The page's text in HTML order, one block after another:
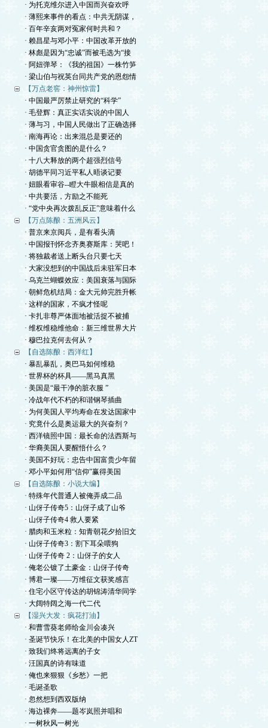
· 为托克维尔进入中国而兴奋欢呼
· 薄熙来事件的看点：中共无阴谋，
· 百年辛亥两对冤家何时共和？
· 赖昌星与邓小平：中国改革开放的
· 林彪是因为“忠诚”而被毛选为“接
· 阿妞弹琴：《我的祖国》一株竹笋
· 梁山伯与祝英台同共产党的恩怨情
【万点老窖：神州惊雷】
· 中国最严厉禁止研究的“科学”
· 毛登辉：真正实话实说的中国人
· 薄与习，中国人民做出了正确选择
· 南海再论：出来混总是要还的
· 中国贪官贪图的是什么？
· 十八大释放的两个超强烈信号
· 胡德平同习近平私人晤谈记要
· 妞眼看审谷--瞪大牛眼相信是真的
· 中共要活，方励之不能死
· “党中央再次拨乱反正”意味着什么
【万点陈酿：五洲风云】
· 普京来京阅兵，是有看头滴
· 中国报刊怀念齐奥赛斯库：哭吧！
· 将独裁者送上断头台只要七天
· 大家没想到的中国战后未驻军日本
· 乌克兰蝴蝶效应：美国衰落与国际
· 朝鲜危机结局：金大元帅完胜升帐
· 这样的国家，不疯才怪呢
· 卡扎非尊严体面地被活捉不被捕
· 维权维稳维他命：新三维世界大片
· 穆巴拉克何去何从？
【自选陈酿：西洋红】
· 暴乱暴乱，奥巴马如何维稳
· 世界杯的杯具——黑马真黑
· 美国是“最干净的脏衣服 ”
· 冷战年代不朽的和谐钢琴插曲
· 为何美国人平均寿命在发达国家中
· 究竟什么是奥运最大的兴奋剂？
· 西洋镜照中国：最长命的法西斯与
· 华裔美国人要醒悟什么？
· 美国不好玩：忠告中国富贵少年留
· 邓小平如何用“信仰”赢得美国
【自选陈酿：小说大编】
· 特殊年代普通人被俺弄成二品
· 山伢子传奇5：山伢子成了山爷
· 山伢子传奇4 救人要紧
· 腊肉和玉米粒：知青朝花夕拾旧文
· 山伢子传奇3：割下耳朵喂狗
· 山伢子传奇 2：山伢子的女人
· 俺老公镀了土豪金：山伢子传奇
· 博君一璨——万维征文获奖感言
· 住宅小区守传达的胡锦涛清华同学
· 大阔特阔之海一代二代
【湿兴大发：疯花打油】
· 和曹雪葵老师给金川会凑兴
· 圣诞节快乐！在北美的中国女人ZT
· 致我们终将远离的子女
· 汪国真的诗有味道
· 俺也来狠狠《乡愁》一把
· 毛诞圣歌
· 忽然想到西双版纳
· 海边裸奔——题岑岚照并唱和
· 一树秋风一树光